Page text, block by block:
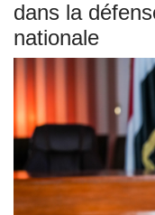
dans la
nationale